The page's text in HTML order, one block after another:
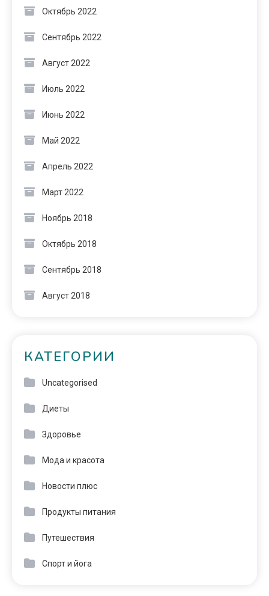
Октябрь 2022
Сентябрь 2022
Август 2022
Июль 2022
Июнь 2022
Май 2022
Апрель 2022
Март 2022
Ноябрь 2018
Октябрь 2018
Сентябрь 2018
Август 2018
КАТЕГОРИИ
Uncategorised
Диеты
Здоровье
Мода и красота
Новости плюс
Продукты питания
Путешествия
Спорт и йога